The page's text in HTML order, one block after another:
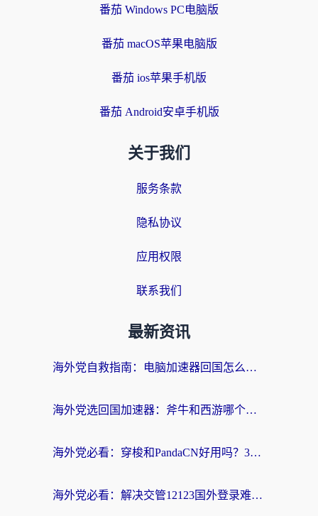
番茄 Windows PC电脑版
番茄 macOS苹果电脑版
番茄 ios苹果手机版
番茄 Android安卓手机版
关于我们
服务条款
隐私协议
应用权限
联系我们
最新资讯
海外党自救指南：电脑加速器回国怎么选？轻松解决国内资源访问难题
海外党选回国加速器：斧牛和西游哪个好？附Windows免费试用&实用避坑指南
海外党必看：穿梭和PandaCN好用吗？3分钟选对回国加速器，无缝刷剧玩国服
海外党必看：解决交管12123国外登录难题，选对回国加速器就能无缝刷国内资源